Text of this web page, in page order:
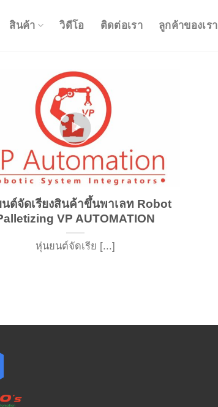
สินค้า วิดีโอ ติดต่อเรา ลูกค้าของเรา
ต์จัดเรียงสินค้าขึ้นพาเลท Robot
VP AUTOMATION
หุ่นยนต์จัดเรีย [...]